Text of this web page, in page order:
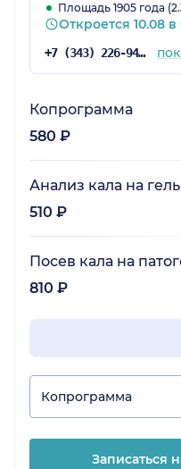
Площадь 1905 года
Откроется 10.08 в
+7 (343) 226-94-10
Копрограмма
580 ₽
Анализ кала на
510 ₽
Посев кала на
810 ₽
Копрограмма
Записаться